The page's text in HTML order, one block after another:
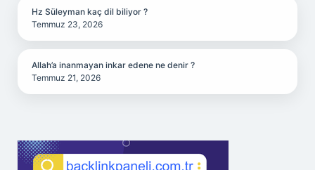
Hz Süleyman kaç dil biliyor ?
Temmuz 23, 2026
Allah’a inanmayan inkar edene ne denir ?
Temmuz 21, 2026